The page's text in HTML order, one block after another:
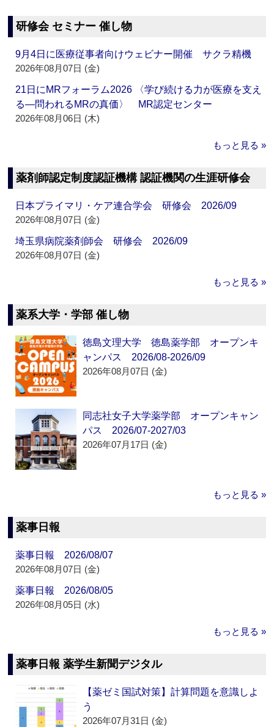
研修会 セミナー 催し物
9月4日に医療従事者向けウェビナー開催 サクラ精機
2026年08月07日 (金)
21日にMRフォーラム2026 〈学び続ける力が医療を支え
る―問われるMRの真価〉 MR認定センター
2026年08月06日 (木)
もっと見る »
薬剤師認定制度認証機構 認証機関の生涯研修会
日本プライマリ・ケア連合学会 研修会 2026/09
2026年08月07日 (金)
埼玉県病院薬剤師会 研修会 2026/09
2026年08月07日 (金)
もっと見る »
薬系大学・学部 催し物
徳島文理大学 徳島薬学部 オープンキ
ャンパス 2026/08-2026/09
2026年08月07日 (金)
同志社女子大学薬学部 オープンキャン
パス 2026/07-2027/03
2026年07月17日 (金)
もっと見る »
薬事日報
薬事日報 2026/08/07
2026年08月07日 (金)
薬事日報 2026/08/05
2026年08月05日 (水)
もっと見る »
薬事日報 薬学生新聞デジタル
【薬ゼミ国試対策】計算問題を意識しよ
う
2026年07月31日 (金)